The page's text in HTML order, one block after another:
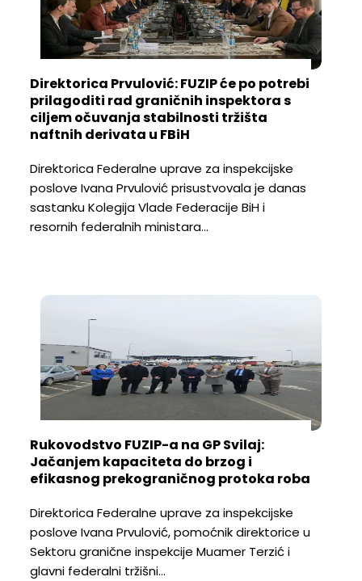
Direktorica Prvulović: FUZIP će po potrebi
prilagoditi rad graničnih inspektora s
ciljem očuvanja stabilnosti tržišta
naftnih derivata u FBiH
Direktorica Federalne uprave za inspekcijske
poslove Ivana Prvulović prisustvovala je danas
sastanku Kolegija Vlade Federacije BiH i
resornih federalnih ministara…
Rukovodstvo FUZIP-a na GP Svilaj:
Jačanjem kapaciteta do brzog i
efikasnog prekograničnog protoka roba
Direktorica Federalne uprave za inspekcijske
poslove Ivana Prvulović, pomoćnik direktorice u
Sektoru granične inspekcije Muamer Terzić i
glavni federalni tržišni…